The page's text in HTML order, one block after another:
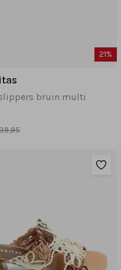
21%
bruin multi